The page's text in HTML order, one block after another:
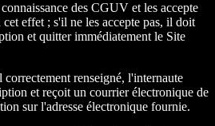
des CGUV et les accepte
cet effet ; s'il ne les accepte pas, il doit
et quitter immédiatement le Site
renseigné, l'internaute
et reçoit un courrier électronique de
sur l'adresse électronique fournie.